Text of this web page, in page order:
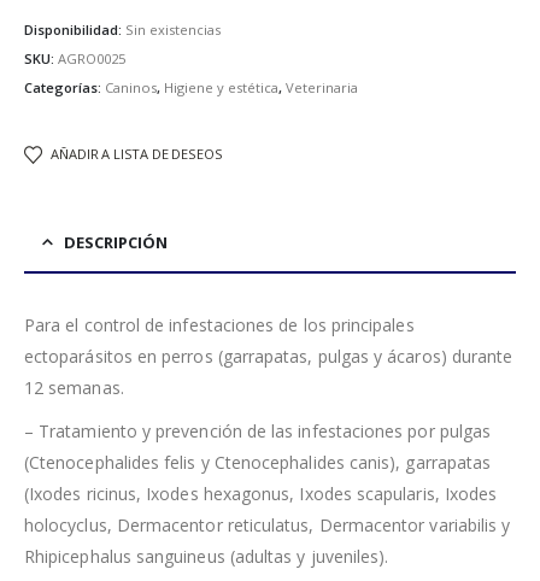
Disponibilidad: Sin existencias
SKU: AGRO0025
Categorías: Caninos, Higiene y estética, Veterinaria
AÑADIR A LISTA DE DESEOS
DESCRIPCIÓN
Para el control de infestaciones de los principales
ectoparásitos en perros (garrapatas, pulgas y ácaros) durante
12 semanas.
– Tratamiento y prevención de las infestaciones por pulgas
(Ctenocephalides felis y Ctenocephalides canis), garrapatas
(Ixodes ricinus, Ixodes hexagonus, Ixodes scapularis, Ixodes
holocyclus, Dermacentor reticulatus, Dermacentor variabilis y
Rhipicephalus sanguineus (adultas y juveniles).